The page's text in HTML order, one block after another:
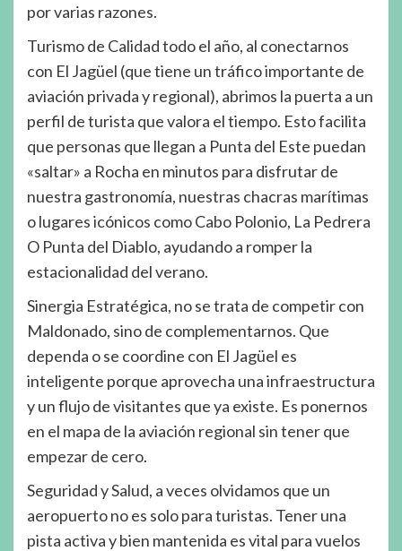
por varias razones.
Turismo de Calidad todo el año, al conectarnos
con El Jagüel (que tiene un tráfico importante de
aviación privada y regional), abrimos la puerta a un
perfil de turista que valora el tiempo. Esto facilita
que personas que llegan a Punta del Este puedan
«saltar» a Rocha en minutos para disfrutar de
nuestra gastronomía, nuestras chacras marítimas
o lugares icónicos como Cabo Polonio, La Pedrera
O Punta del Diablo, ayudando a romper la
estacionalidad del verano.
Sinergia Estratégica, no se trata de competir con
Maldonado, sino de complementarnos. Que
dependa o se coordine con El Jagüel es
inteligente porque aprovecha una infraestructura
y un flujo de visitantes que ya existe. Es ponernos
en el mapa de la aviación regional sin tener que
empezar de cero.
Seguridad y Salud, a veces olvidamos que un
aeropuerto no es solo para turistas. Tener una
pista activa y bien mantenida es vital para vuelos